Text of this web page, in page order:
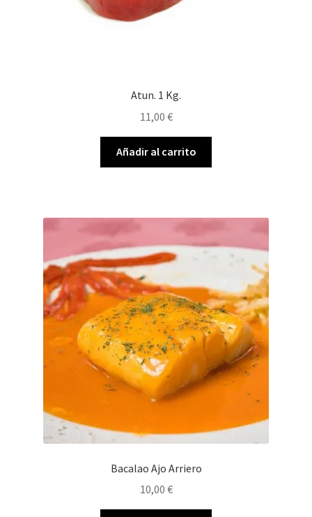
Atun. 1 Kg.
11,00 €
Añadir al carrito
Bacalao Ajo Arriero
10,00 €